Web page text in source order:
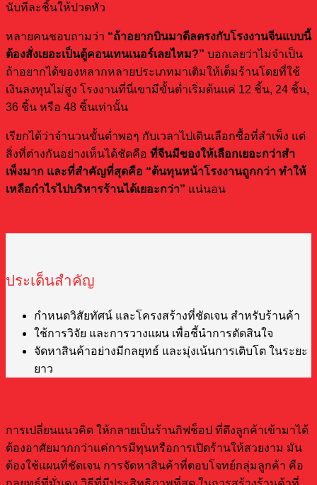
นับทีละชิ้นให้ปวดหัว
หลายคนชอบถามว่า “ถ้าอยากบินมาดีลตรงกับโรงงานจีนแบบนี้
ต้องสั่งเยอะเป็นตู้คอนเทนเนอร์เลยไหม?” บอกเลยว่าไม่จำเป็น
ถ้าอยากได้ของหลากหลายประเภทมาเติมให้เต็มร้านโดยที่ใช้
เงินลงทุนไม่สูง โรงงานที่นี่เขามีขั้นต่ำเริ่มต้นแค่ 12 ชิ้น, 24 ชิ้น,
36 ชิ้น หรือ 48 ชิ้นเท่านั้น
เรียกได้ว่าจำนวนขั้นต่ำพอๆ กับเวลาไปเดินเลือกซื้อที่สำเพ็ง แต่
สิ่งที่ต่างกันอย่างเห็นได้ชัดคือ ที่จีนมีของให้เลือกเยอะกว่าสำ
เพ็งมาก และที่สำคัญที่สุดคือ “ต้นทุนหน้าโรงงานถูกกว่า ทำให้
เหลือกำไรไปบริหารร้านได้เยอะกว่า” แน่นอน
ประเด็นสำคัญ
กำหนดวิสัยทัศน์ และโครงสร้างที่ชัดเจน สำหรับร้านค้า
ใช้การวิจัย และการวางแผน เพื่อชี้นำการตัดสินใจ
จัดหาสินค้าอย่างมีกลยุทธ์ และมุ่งเน้นการเติบโต ในระยะ
ยาว
การเปลี่ยนแนวคิด ให้กลายเป็นร้านกิฟช็อป ที่ดึงลูกค้าเข้ามาได้
ต้องอาศัยมากกว่าแค่การมีทุนหรือการเปิดร้านให้สวยงาม มัน
ต้องใช้แผนที่ชัดเจน การจัดหาสินค้าที่ตอบโจทย์กลุ่มลูกค้า คือ